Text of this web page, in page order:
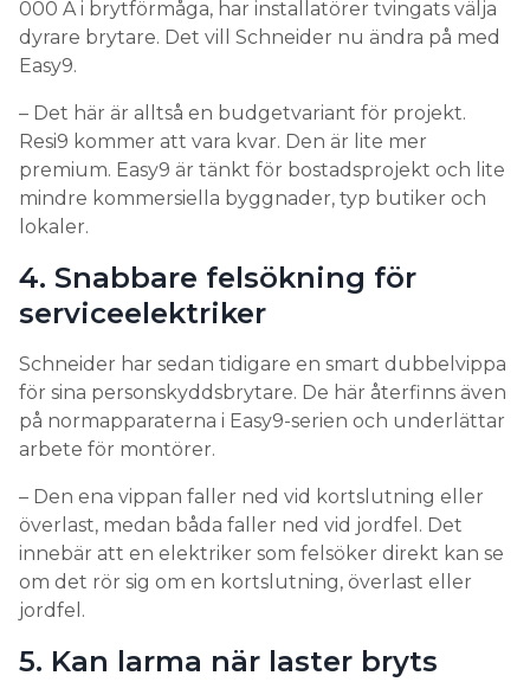
– Det här är alltså en budgetvariant för projekt.
Resi9 kommer att vara kvar. Den är lite mer
premium. Easy9 är tänkt för bostadsprojekt och lite
mindre kommersiella byggnader, typ butiker och
lokaler.
4. Snabbare felsökning för
serviceelektriker
Schneider har sedan tidigare en smart dubbelvippa
för sina personskyddsbrytare. De här återfinns även
på normapparaterna i Easy9-serien och underlättar
– Den ena vippan faller ned vid kortslutning eller
överlast, medan båda faller ned vid jordfel. Det
innebär att en elektriker som felsöker direkt kan se
jordfel.
5. Kan larma när laster bryts
Med Easy9 lanseras inga nya lösningar riktade mot
man kan utrusta normapparaterna med för att få